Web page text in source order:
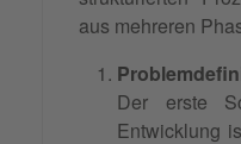
aus mehreren
Der erste
Entwicklung